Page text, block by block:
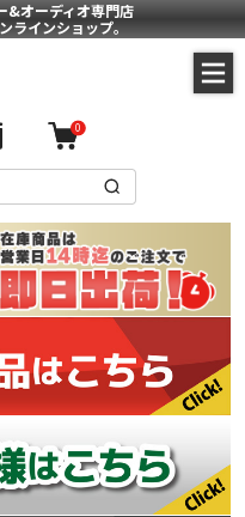
&オーディオ専門店
ラインショップ。
0